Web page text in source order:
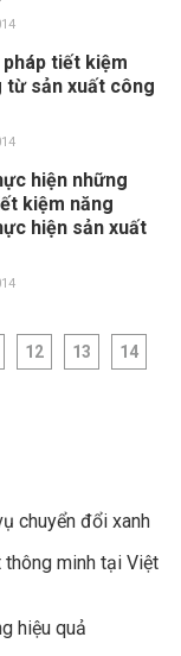
tiết kiệm
từ sản xuất công
hiện những
kiệm năng
hiện sản xuất
12 13 14
chuyển đổi xanh
thông minh tại Việt
hiệu quả